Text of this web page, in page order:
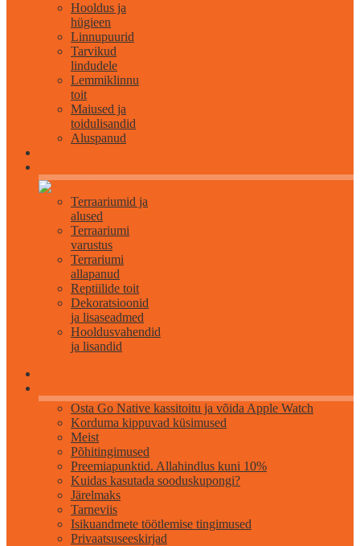
Hooldus ja
hügieen
Linnupuurid
Tarvikud
lindudele
Lemmiklinnu
toit
Maiused ja
toidulisandid
Aluspanud
Terraariumid ja
alused
Terraariumi
varustus
Terrariumi
allapanud
Reptiilide toit
Dekoratsioonid
ja lisaseadmed
Hooldusvahendid
ja lisandid
Osta Go Native kassitoitu ja võida Apple Watch
Korduma kippuvad küsimused
Meist
Põhitingimused
Preemiapunktid. Allahindlus kuni 10%
Kuidas kasutada sooduskupongi?
Järelmaks
Tarneviis
Isikuandmete töötlemise tingimused
Privaatsuseeskirjad